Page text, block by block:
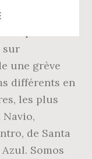
142
sur
une grève
différents en
les plus
Navio,
de Santa
Somos